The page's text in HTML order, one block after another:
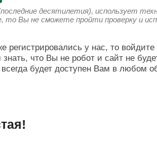
десятилетия), использует
то Вы не сможете пройти проверку и
у нас, то войдите
что Вы не робот и сайт не
будет доступен Вам в любом